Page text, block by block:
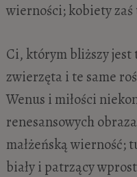
wierności; kobiety zaś
Ci, którym bliższy jest
zwierzęta i te same
Wenus i miłości
renesansowych
małżeńską wierność;
biały i patrzący